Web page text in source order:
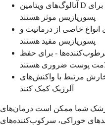
آنالوگ‌های ویتامین D مانند کلسیپوتریول - به ویژه برای
پسوریازیس موثر هستند
انواع خاصی از درماتیت و
پسوریازیس مفید هستند
- برای حفظ
پوست ضروری هستند
خارش مرتبط با واکنش‌های
آلرژیک کمک کنند
شما ممکن است درمان‌های
خوراکی، سرکوب‌کننده‌های